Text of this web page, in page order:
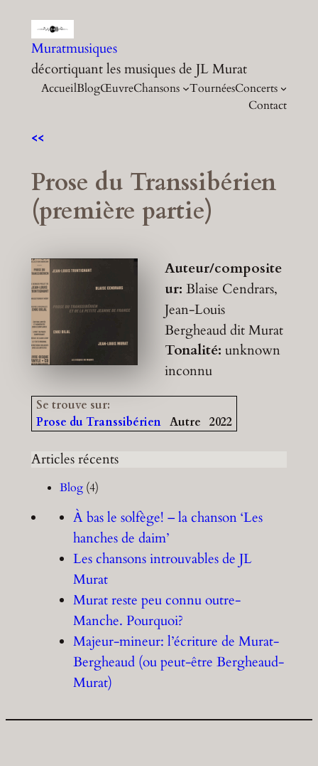
contenu
Muratmusiques
décortiquant les musiques de JL Murat
AccueilBlogŒuvreChansons TournéesConcerts
Contact
<<
Prose du Transsibérien
(première partie)
Auteur/composite
ur:Blaise Cendrars,
Jean-Louis
Bergheaud dit Murat
Tonalité:unknown
inconnu
Se trouve sur:
Prose du Transsibérien Autre 2022
Articles récents
Blog(4)
À bas le solfège! – la chanson ‘Les
hanches de daim’
Les chansons introuvables de JL
Murat
Murat reste peu connu outre-
Manche. Pourquoi?
Majeur-mineur: l’écriture de Murat-
Bergheaud (ou peut-être Bergheaud-
Murat)